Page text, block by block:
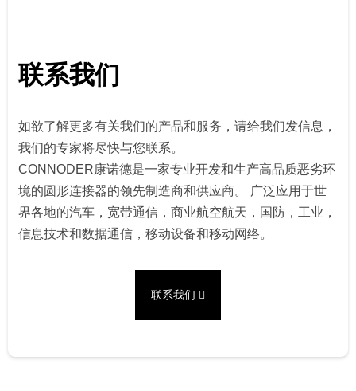
联系我们
如欲了解更多有关我们的产品和服务，请给我们发信息，
我们的专家将尽快与您联系。
CONNODER康诺德是一家专业开发和生产高品质恶劣环
境的圆形连接器的领先制造商和供应商。 广泛应用于世
界各地的汽车，宽带通信，商业航空航天，国防，工业，
信息技术和数据通信，移动设备和移动网络。
联系我们